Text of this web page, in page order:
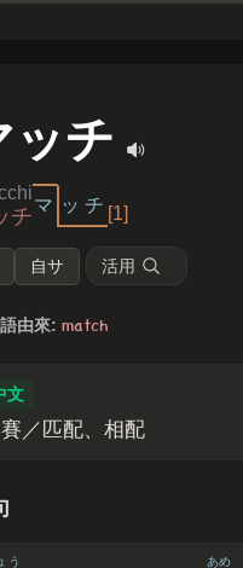
ッチ
チマ ッ チ [1]
自サ 活用
由來: match
文
／匹配、相配
う あめ